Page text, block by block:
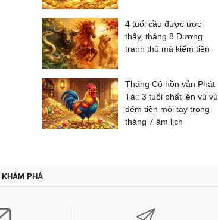
4 tuổi cầu được ước
thấy, tháng 8 Dương
tranh thủ mà kiếm tiền
Tháng Cô hồn vẫn Phát
Tài: 3 tuổi phất lên vù vù,
đếm tiền mỏi tay trong
tháng 7 âm lịch
KHÁM PHÁ